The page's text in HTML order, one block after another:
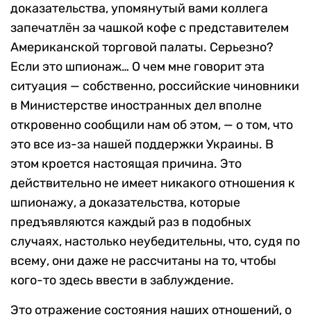
доказательства, упомянутый вами коллега
запечатлён за чашкой кофе с представителем
Американской торговой палаты. Серьезно?
Если это шпионаж… О чем мне говорит эта
ситуация — собственно, российские чиновники
в Министерстве иностранных дел вполне
откровенно сообщили нам об этом, — о том, что
это все из-за нашей поддержки Украины. В
этом кроется настоящая причина. Это
действительно не имеет никакого отношения к
шпионажу, а доказательства, которые
предъявляются каждый раз в подобных
случаях, настолько неубедительны, что, судя по
всему, они даже не рассчитаны на то, чтобы
кого-то здесь ввести в заблуждение.
Это отражение состояния наших отношений, о